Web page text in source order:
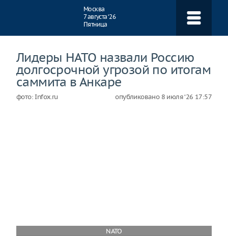
Москва
7 августа ‘26
Пятница
Лидеры НАТО назвали Россию
долгосрочной угрозой по итогам
саммита в Анкаре
фото: Infox.ru опубликовано 8 июля ‘26 17:57
NATO